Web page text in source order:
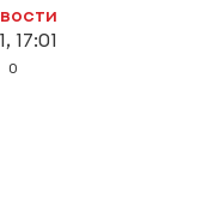
17:01
0